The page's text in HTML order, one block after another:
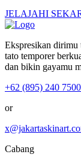
JELAJAHI
Ekspresikan
tato temporer
dan bikin gayamu
+62 (895) 240
or
Cabang